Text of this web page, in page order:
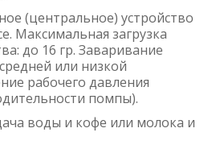
(центральное) устройство
Максимальная загрузка
до 16 гр. Заваривание
или низкой
рабочего давления
помпы).
воды и кофе или молока и